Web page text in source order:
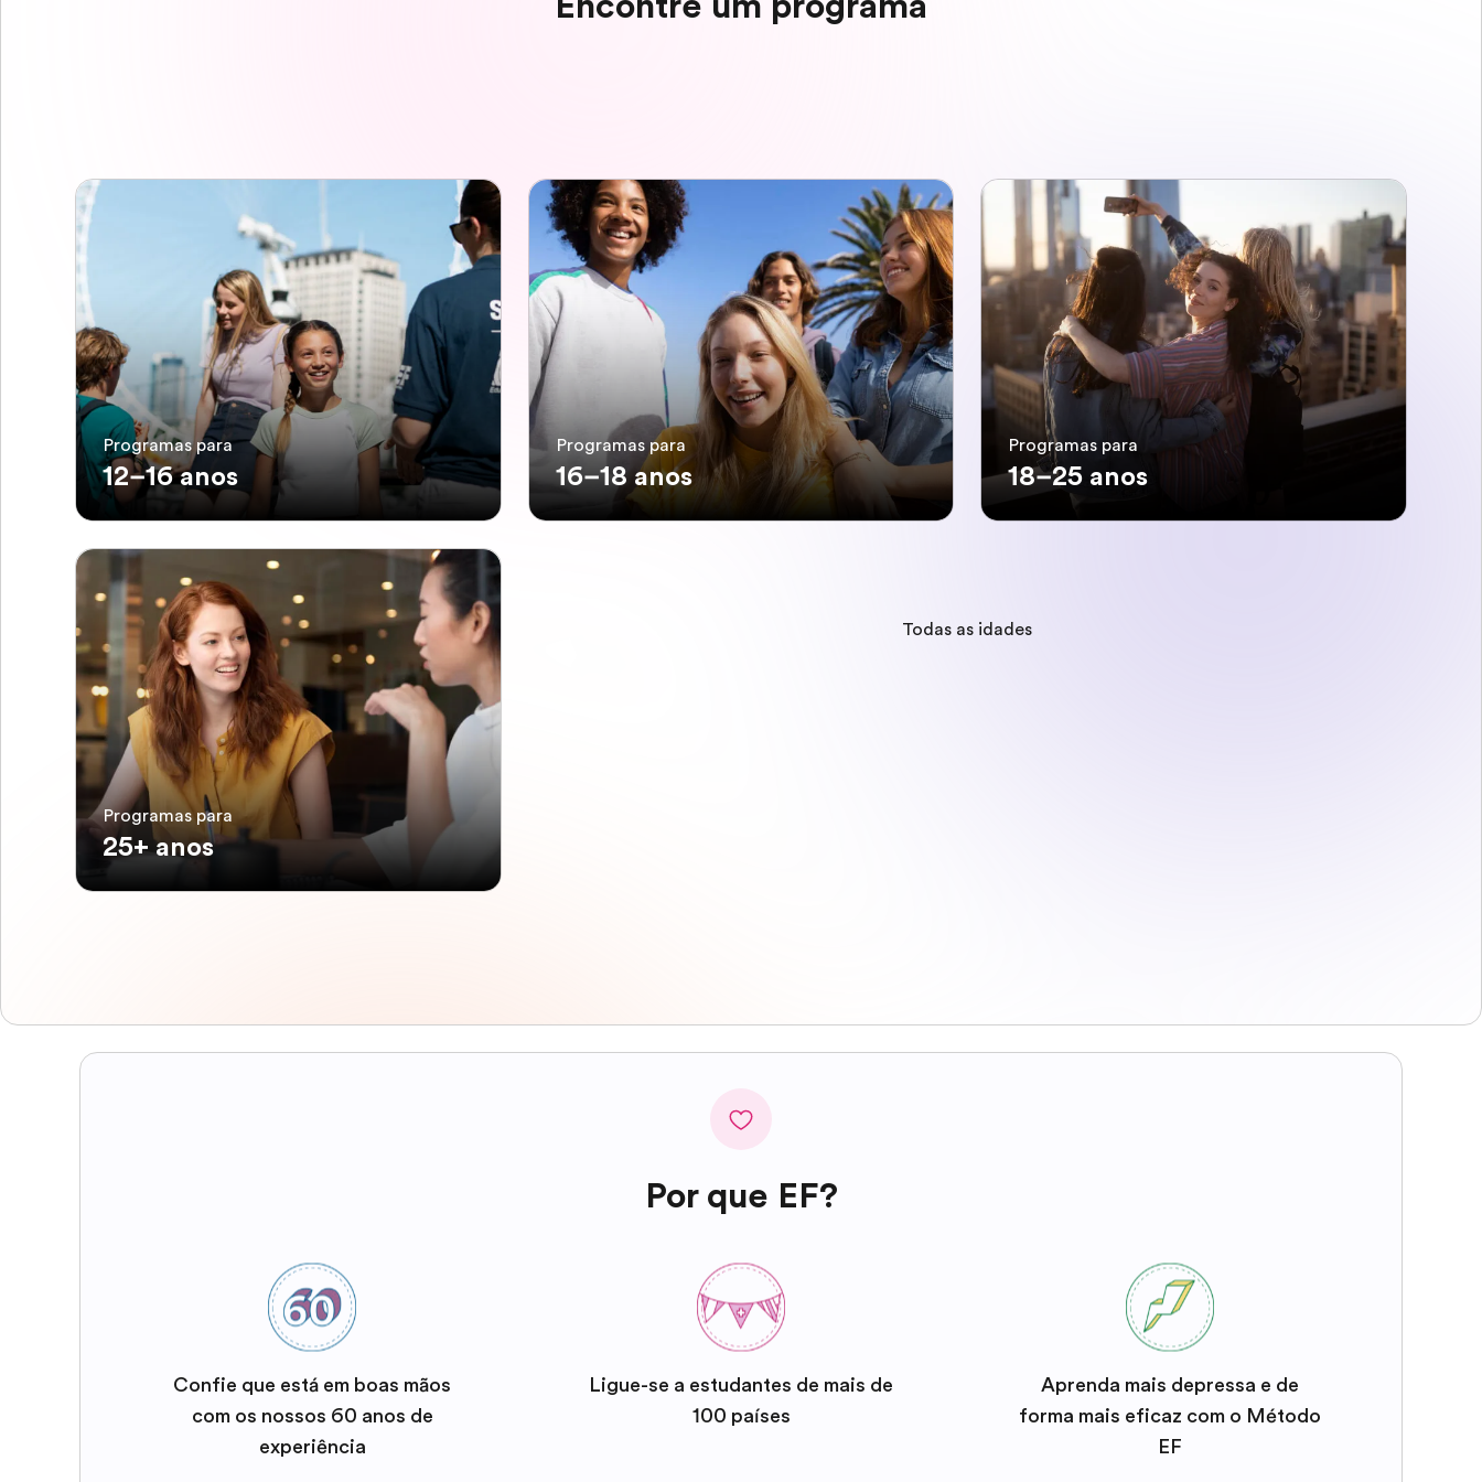
Programas para
12–16 anos
Programas para
16–18 anos
Programas para
18–25 anos
Programas para
25+ anos
Todas as idades
Por que EF?
Confie que está em boas mãos
com os nossos 60 anos de
experiência
Ligue-se a estudantes de mais de
100 países
Aprenda mais depressa e de
forma mais eficaz com o Método
EF